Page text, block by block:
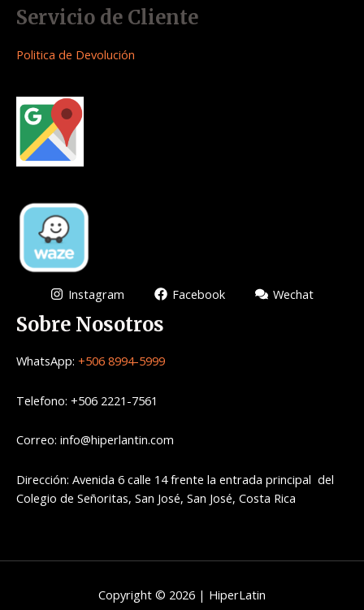
Servicio de Cliente
Politica de Devolución
Instagram Facebook Wechat
Sobre Nosotros
WhatsApp: +506 8994-5999
Telefono: +506 2221-7561
Correo: info@hiperlantin.com
Dirección: Avenida 6 calle 14 frente la entrada principal del
Colegio de Señoritas, San José, San José, Costa Rica
Copyright © 2026 | HiperLatin